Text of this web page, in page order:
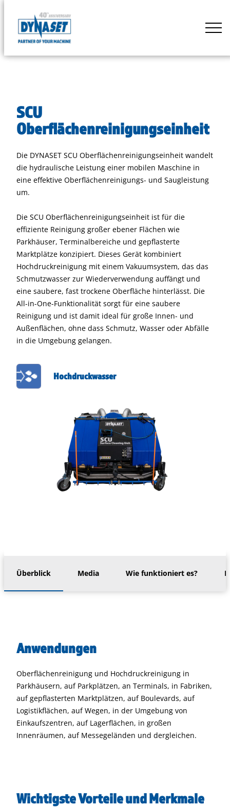
content
DYNASET
by
SCU
Oberflächenreinigungseinheit
Die DYNASET SCU Oberflächenreinigungseinheit wandelt
die hydraulische Leistung einer mobilen Maschine in
eine effektive Oberflächenreinigungs- und Saugleistung
um.
Die SCU Oberflächenreinigungseinheit ist für die
effiziente Reinigung großer ebener Flächen wie
Parkhäuser, Terminalbereiche und gepflasterte
Marktplätze konzipiert. Dieses Gerät kombiniert
Hochdruckreinigung mit einem Vakuumsystem, das das
Schmutzwasser zur Wiederverwendung auffängt und
eine saubere, fast trockene Oberfläche hinterlässt. Die
All-in-One-Funktionalität sorgt für eine saubere
Reinigung und ist damit ideal für große Innen- und
Außenflächen, ohne dass Schmutz, Wasser oder Abfälle
in die Umgebung gelangen.
Hochdruckwasser
Überblick Media Wie funktioniert es?
Anwendungen
Oberflächenreinigung und Hochdruckreinigung in
Parkhäusern, auf Parkplätzen, an Terminals, in Fabriken,
auf gepflasterten Marktplätzen, auf Boulevards, auf
Logistikflächen, auf Wegen, in der Umgebung von
Einkaufszentren, auf Lagerflächen, in großen
Innenräumen, auf Messegeländen und dergleichen.
Wichtigste Vorteile und Merkmale